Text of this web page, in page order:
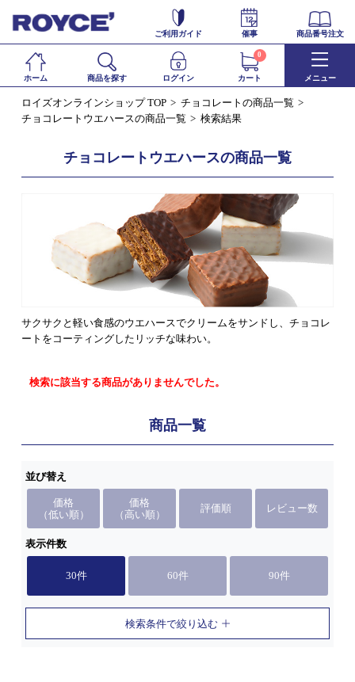
ご利用ガイド 催事 商品番号注文
ホーム 商品を探す ログイン カート
0
メニュー
ロイズオンラインショップ TOP
チョコレートの商品一覧
チョコレートウエハースの商品一覧
検索結果
チョコレートウエハースの商品一覧
サクサクと軽い食感のウエハースでクリームをサンドし、チョコレ
ートをコーティングしたリッチな味わい。
検索に該当する商品がありませんでした。
商品一覧
並び替え
価格
（低い順）
価格
（高い順）
評価順 レビュー数
表示件数
30件 60件 90件
検索条件で絞り込む